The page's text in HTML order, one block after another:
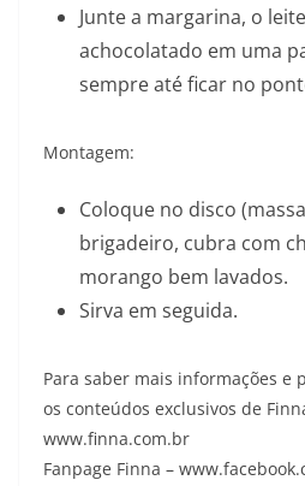
Junte a margarina, o
achocolatado em uma
sempre até ficar no
Montagem:
Coloque no disco
brigadeiro, cubra com
morango bem lavados.
Sirva em seguida.
Para saber mais informações e
os conteúdos exclusivos de
www.finna.com.br
Fanpage Finna –